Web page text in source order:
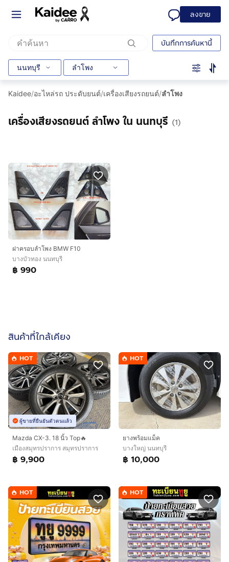
ลงขาย
บันทึกการค้นหานี้
นนทบุรี ลำโพง
Kaidee/อะไหล่รถ ประดับยนต์/เครื่องเสียงรถยนต์/ลำโพง
เครื่องเสียงรถยนต์ ลำโพง ใน นนทบุรี (1)
ฝาครอบลำโพง BMW F10
บางบัวทอง นนทบุรี
฿ 990
สินค้าที่ใกล้เคียง
HOT
ผู้ขายที่ยืนยันตัวตนแล้ว
Mazda CX-3. 18 นิ้ว Top🔥
เมืองสมุทรปราการ สมุทรปราการ
฿ 9,900
HOT
ยางพร้อมแม็ค
บางใหญ่ นนทบุรี
฿ 10,000
HOT HOT